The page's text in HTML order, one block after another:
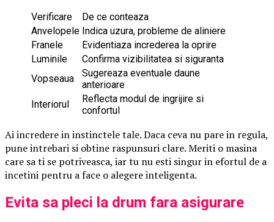
Verificare
De ce conteaza
Anvelopele Indica uzura, probleme de aliniere
Franele
Evidentiaza increderea la oprire
Luminile
Confirma vizibilitatea si siguranta
Vopseaua
Sugereaza eventuale daune
anterioare
Interiorul
Reflecta modul de ingrijire si
confortul
Ai incredere in instinctele tale. Daca ceva nu pare in regula,
pune intrebari si obtine raspunsuri clare. Meriti o masina
care sa ti se potriveasca, iar tu nu esti singur in efortul de a
incetini pentru a face o alegere inteligenta.
Evita sa pleci la drum fara asigurare